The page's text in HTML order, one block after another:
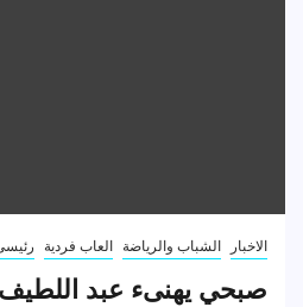
الاخبار الشباب والرياضة العاب فردية
صبحي يهنىء عبد